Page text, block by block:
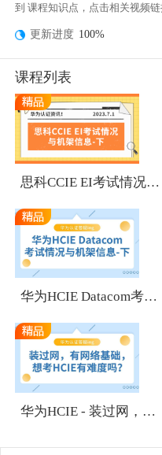
到 课程知识点，点击相关视频链
更新进度 100%
课程列表
思科CCIE EI考试情况与机架信息-下
华为HCIE Datacom考试情况与机架信息-下
华为HCIE - 装过网，有网络基础，想考HCIE有难度吗？